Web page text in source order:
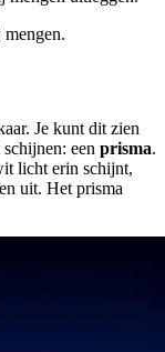
Je kunt dit zien
een prisma.
licht erin schijnt,
uit. Het prisma